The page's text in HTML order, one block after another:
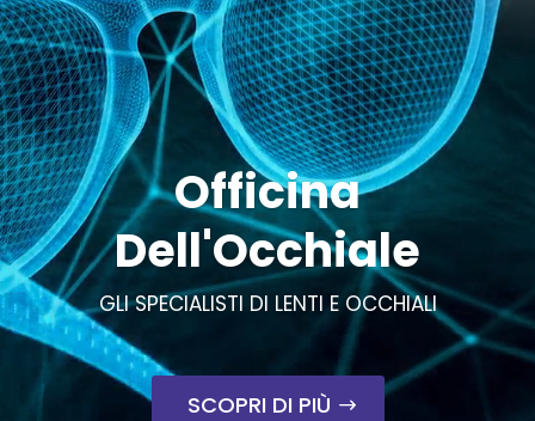
Officina
Dell'Occhiale
GLI SPECIALISTI DI LENTI E OCCHIALI
SCOPRI DI PIÙ